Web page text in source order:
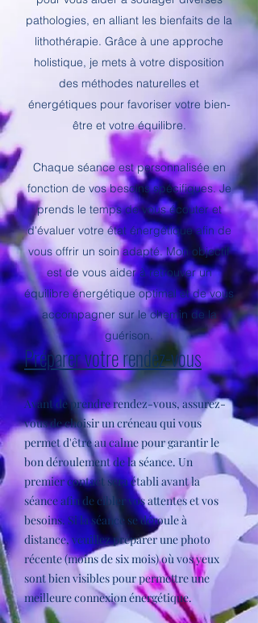
pathologies, en alliant les bienfaits de la
lithothérapie. Grâce à une approche
holistique, je mets à votre disposition
des méthodes naturelles et
énergétiques pour favoriser votre bien-
être et votre équilibre.
Chaque séance est personnalisée en
fonction de vos besoins spécifiques. Je
prends le temps de vous écouter et
d'évaluer votre état énergétique afin de
vous offrir un soin adapté. Mon objectif
est de vous aider à retrouver un
équilibre énergétique optimal et de vous
accompagner sur le chemin de la
guérison.
Préparer votre rendez-vous
Avant de prendre rendez-vous, assurez-
vous de choisir un créneau qui vous
permet d'être au calme pour garantir le
bon déroulement de la séance. Un
premier contact sera établi avant la
séance afin de cibler vos attentes et vos
besoins. Si la séance se déroule à
distance, veuillez préparer une photo
récente (moins de six mois) où vos yeux
sont bien visibles pour permettre une
meilleure connexion énergétique.